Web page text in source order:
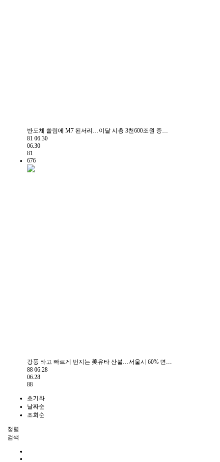
반도체 쏠림에 M7 된서리…이달 시총 3천600조원 증…
81 06.30
06.30
81
676
강풍 타고 빠르게 번지는 美유타 산불…서울시 60% 면…
88 06.28
06.28
88
초기화
날짜순
조회순
정렬
검색